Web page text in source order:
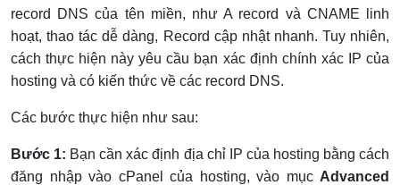
record DNS của tên miền, như A record và CNAME linh
hoạt, thao tác dễ dàng, Record cập nhật nhanh. Tuy nhiên,
cách thực hiện này yêu cầu bạn xác định chính xác IP của
hosting và có kiến thức về các record DNS.
Các bước thực hiện như sau:
Bước 1: Bạn cần xác định địa chỉ IP của hosting bằng cách
đăng nhập vào cPanel của hosting, vào mục Advanced